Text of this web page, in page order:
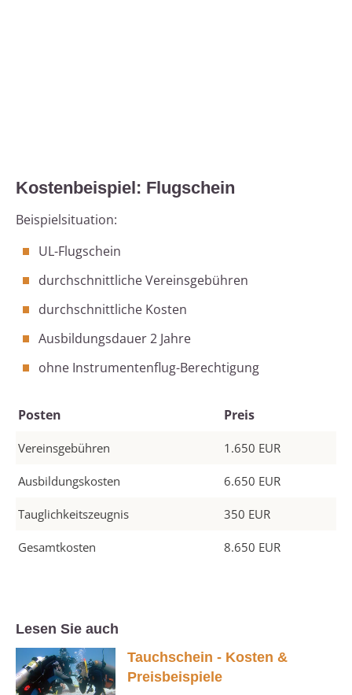
Kostenbeispiel: Flugschein
Beispielsituation:
UL-Flugschein
durchschnittliche Vereinsgebühren
durchschnittliche Kosten
Ausbildungsdauer 2 Jahre
ohne Instrumentenflug-Berechtigung
Posten Preis
Vereinsgebühren 1.650 EUR
Ausbildungskosten 6.650 EUR
Tauglichkeitszeugnis 350 EUR
Gesamtkosten 8.650 EUR
Lesen Sie auch
Tauchschein - Kosten &
Preisbeispiele